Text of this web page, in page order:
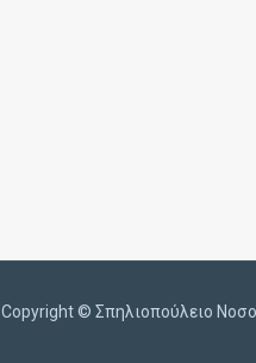
Copyright ©️ Σπηλιοπούλειο